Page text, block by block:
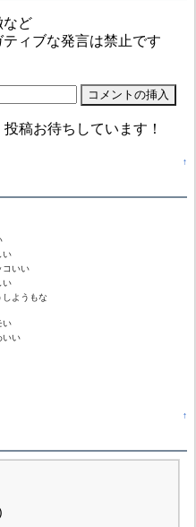
など
ィブな発言は禁止です
稿お待ちしています！
↑
い
コいい
い
しようもな
い
いい
↑